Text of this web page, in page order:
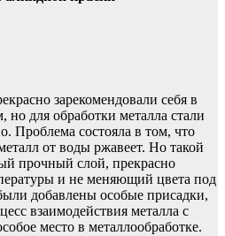
зарекомендовали себя в
но для обработки металла стали
Проблема состояла в том, что
от воды ржавеет. Но такой
прочный слой, прекрасно
и не меняющий цвета под
добавлены особые присадки,
взаимодействия металла с
место в металлообработке.